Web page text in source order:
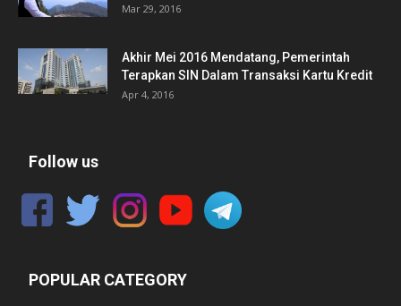
Mar 29, 2016
Akhir Mei 2016 Mendatang, Pemerintah
Terapkan SIN Dalam Transaksi Kartu Kredit
Apr 4, 2016
Follow us
POPULAR CATEGORY